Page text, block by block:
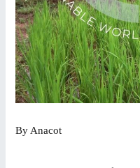
ByAnacot